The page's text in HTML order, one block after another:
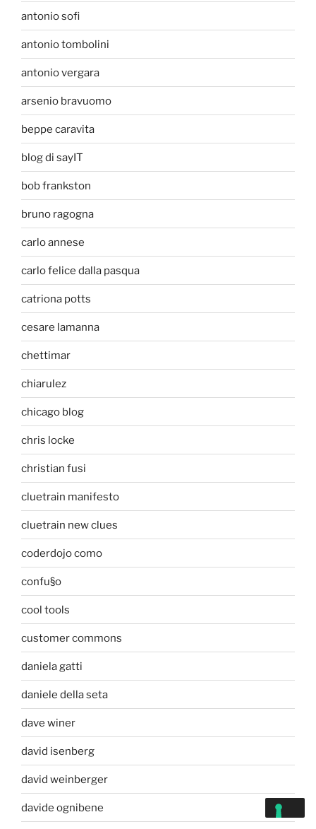
antonio sofi
antonio tombolini
antonio vergara
arsenio bravuomo
beppe caravita
blog di sayIT
bob frankston
bruno ragogna
carlo annese
carlo felice dalla pasqua
catriona potts
cesare lamanna
chettimar
chiarulez
chicago blog
chris locke
christian fusi
cluetrain manifesto
cluetrain new clues
coderdojo como
confu§o
cool tools
customer commons
daniela gatti
daniele della seta
dave winer
david isenberg
david weinberger
davide ognibene